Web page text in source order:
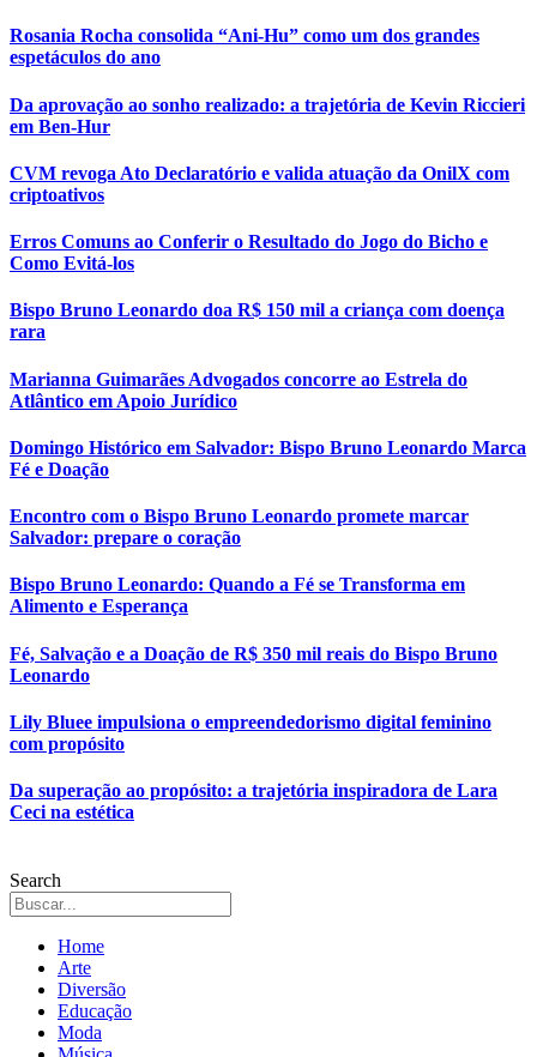
Rosania Rocha consolida “Ani-Hu” como um dos grandes
espetáculos do ano
Da aprovação ao sonho realizado: a trajetória de Kevin Riccieri
em Ben-Hur
CVM revoga Ato Declaratório e valida atuação da OnilX com
criptoativos
Erros Comuns ao Conferir o Resultado do Jogo do Bicho e
Como Evitá-los
Bispo Bruno Leonardo doa R$ 150 mil a criança com doença
rara
Marianna Guimarães Advogados concorre ao Estrela do
Atlântico em Apoio Jurídico
Domingo Histórico em Salvador: Bispo Bruno Leonardo Marca
Fé e Doação
Encontro com o Bispo Bruno Leonardo promete marcar
Salvador: prepare o coração
Bispo Bruno Leonardo: Quando a Fé se Transforma em
Alimento e Esperança
Fé, Salvação e a Doação de R$ 350 mil reais do Bispo Bruno
Leonardo
Lily Bluee impulsiona o empreendedorismo digital feminino
com propósito
Da superação ao propósito: a trajetória inspiradora de Lara
Ceci na estética
Search
Home
Arte
Diversão
Educação
Moda